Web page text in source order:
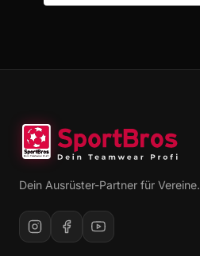
Dein Ausrüster-Partner für Vereine.